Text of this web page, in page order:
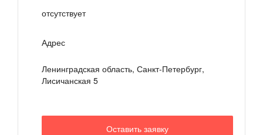
отсутствует
Адрес
Ленинградская область, Санкт-Петербург,
Лисичанская 5
Оставить заявку